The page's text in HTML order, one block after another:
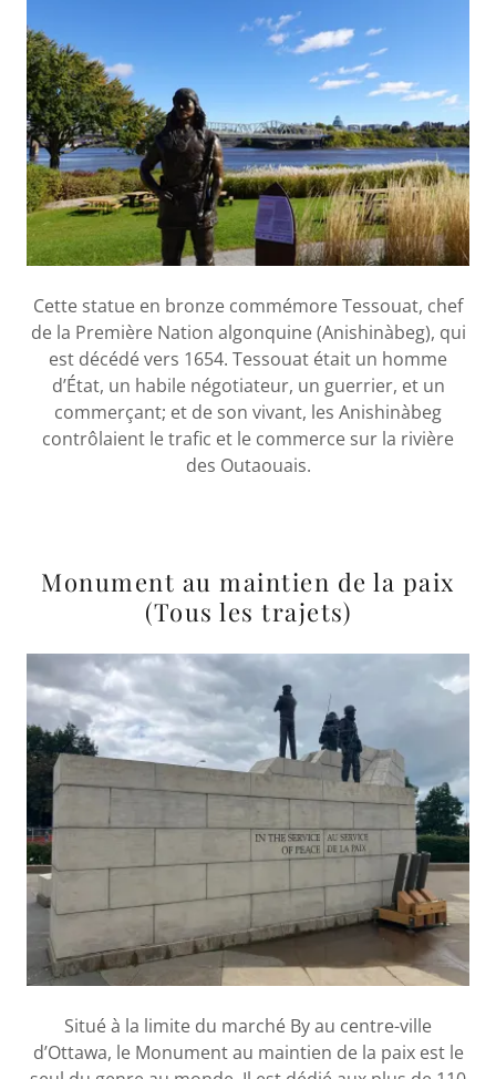
Cette statue en bronze commémore Tessouat, chef
de la Première Nation algonquine (Anishinàbeg), qui
est décédé vers 1654. Tessouat était un homme
d’État, un habile négotiateur, un guerrier, et un
commerçant; et de son vivant, les Anishinàbeg
contrôlaient le trafic et le commerce sur la rivière
des Outaouais.
Monument au maintien de la paix
(Tous les trajets)
Situé à la limite du marché By au centre-ville
d’Ottawa, le Monument au maintien de la paix est le